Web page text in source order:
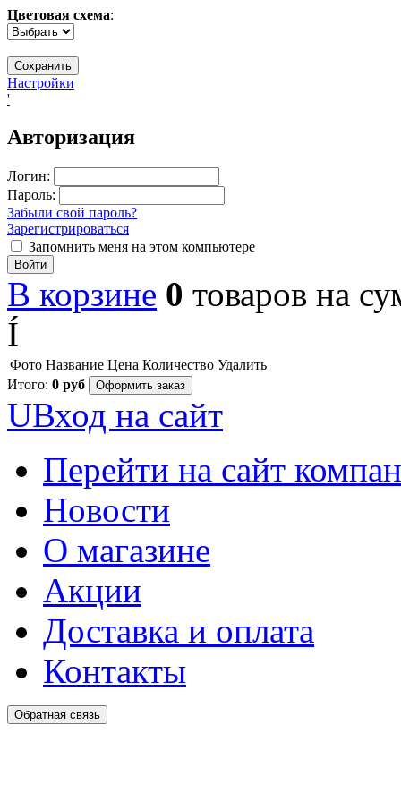
Цветовая схема:
Настройки
'
Авторизация
Логин:
Пароль:
Забыли свой пароль?
Зарегистрироваться
Запомнить меня на этом компьютере
Войти
В корзине 0 товаров на
Í
Фото Название Цена Количество Удалить
Итого: 0 руб Оформить заказ
UВход на сайт
Перейти на сайт
Новости
О магазине
Акции
Доставка и оплата
Контакты
Обратная связь